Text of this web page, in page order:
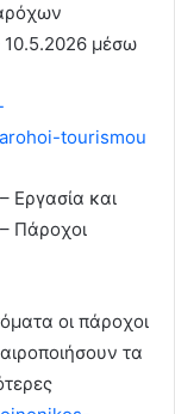
10.5.2026 μέσω
tourismou
Εργασία και
Πάροχοι
οι πάροχοι
τα